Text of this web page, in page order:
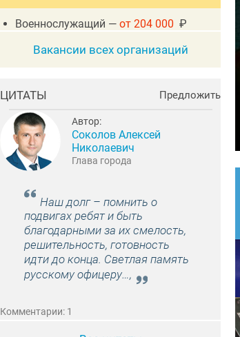
Военнослужащий —от 204 000 ₽
Вакансии всех организаций
ЦИТАТЫ Предложить
Автор:
Соколов Алексей
Николаевич
Глава города
Наш долг – помнить о
подвигах ребят и быть
благодарными за их смелость,
решительность, готовность
идти до конца. Светлая память
русскому офицеру…,
Комментарии: 1